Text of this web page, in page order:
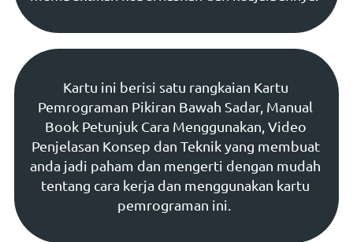
Kartu ini berisi satu rangkaian Kartu
Pemrograman Pikiran Bawah Sadar, Manual
Book Petunjuk Cara Menggunakan, Video
Penjelasan Konsep dan Teknik yang membuat
anda jadi paham dan mengerti dengan mudah
tentang cara kerja dan menggunakan kartu
pemrograman ini.